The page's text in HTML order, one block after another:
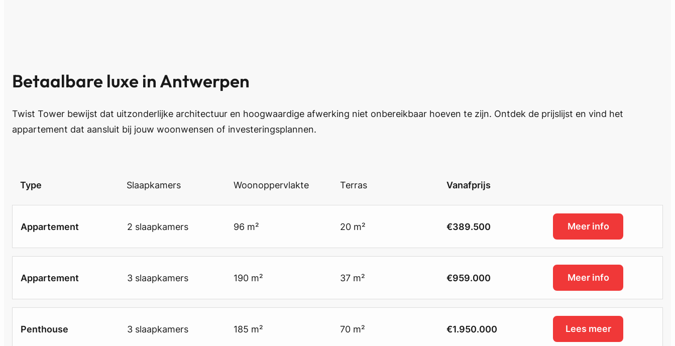
Betaalbare luxe in Antwerpen
Twist Tower bewijst dat uitzonderlijke architectuur en hoogwaardige afwerking niet onbereikbaar hoeven te zijn. Ontdek de prijslijst en vind het
appartement dat aansluit bij jouw woonwensen of investeringsplannen.
Type Slaapkamers Woonoppervlakte Terras Vanafprijs
Appartement 2 slaapkamers 96 m² 20 m² €389.500 Meer info
Appartement 3 slaapkamers 190 m² 37 m² €959.000 Meer info
Penthouse 3 slaapkamers 185 m² 70 m² €1.950.000 Lees meer